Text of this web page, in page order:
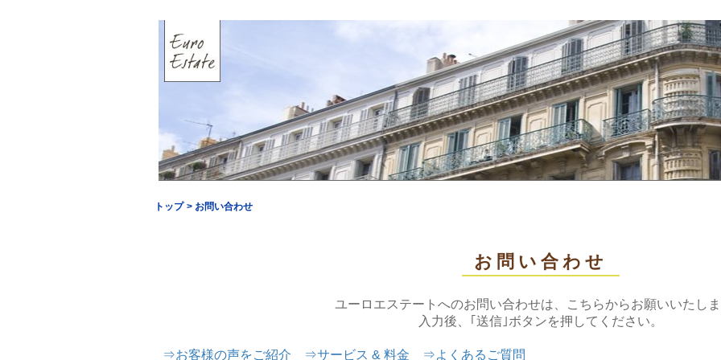
トップ > お問い合わせ
お問い合わせ
ユーロエステートへのお問い合わせは、
こちらからお願いいたし
入力後、｢送信｣ボタンを押してください。
⇒お客様の声をご紹介 ⇒サービス & 料金 ⇒よくあるご質問